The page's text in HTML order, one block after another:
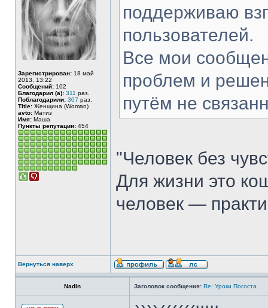
Зарегистрирован: 18 май
2013, 13:22
Сообщений: 102
Благодарил (а): 311 раз.
Поблагодарили: 307 раз.
Title: Женщина (Woman)
avto: Матиз
Имя: Маша
Пункты репутации: 454
поддерживаю
пользователей.
Все мои
проблем и
путём не
"Человек без
Для жизни это
человек —
Вернуться наверх
Nadin Заголовок сообщения: Re: Уроки Погоста